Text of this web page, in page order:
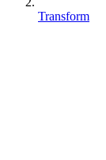
Transform